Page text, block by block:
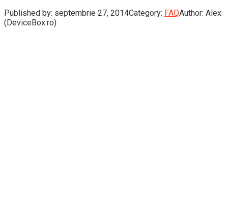
Published by: septembrie 27, 2014Category: FAQAuthor: Alex
(DeviceBox.ro)